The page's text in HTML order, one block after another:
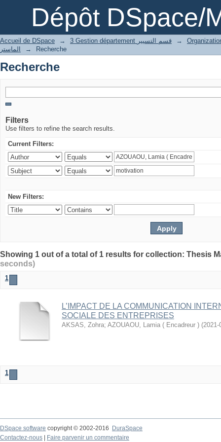
Dépôt DSpace/
Recherche
Accueil de DSpace → 3 Gestion département قسم التسيير
→
الماستر
→ Recherche
Recherche
Filters
Use filters to refine the search results.
Current Filters:
New Filters:
seconds)
1
L’IMPACT DE LA COMMUNICATION
SOCIALE DES ENTREPRISES
AKSAS, Zohra; AZOUAOU, Lamia ( Encadreur ) (2021-
1
DSpace software copyright © 2002-2016
DuraSpace
Contactez-nous
Faire parvenir un commentaire